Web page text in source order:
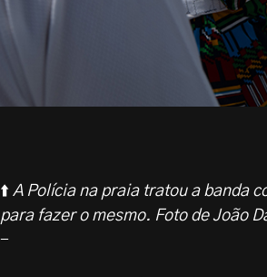
⬆️ A Polícia na praia tratou a banda
para fazer o mesmo. Foto de João
-